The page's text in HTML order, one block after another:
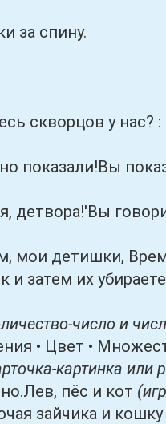
за спину.
скворцов у нас? :
детишки,
затем их
число и
• Цвет •
картинка или
пёс и кот
зайчика и кошку